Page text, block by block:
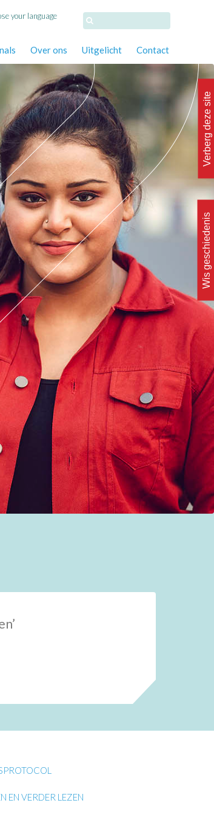
Over ons Uitgelicht Contact
your language
Verberg deze site
Wis geschiedenis
EN VERDER LEZEN